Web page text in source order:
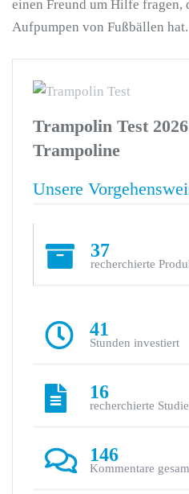
einen Freund um Hilfe fragen,
Aufpumpen von Fußbällen hat.
Trampolin Test
Trampoline
Unsere
37
recherchierte
41
Stunden investiert
16
recherchierte
146
Kommentare